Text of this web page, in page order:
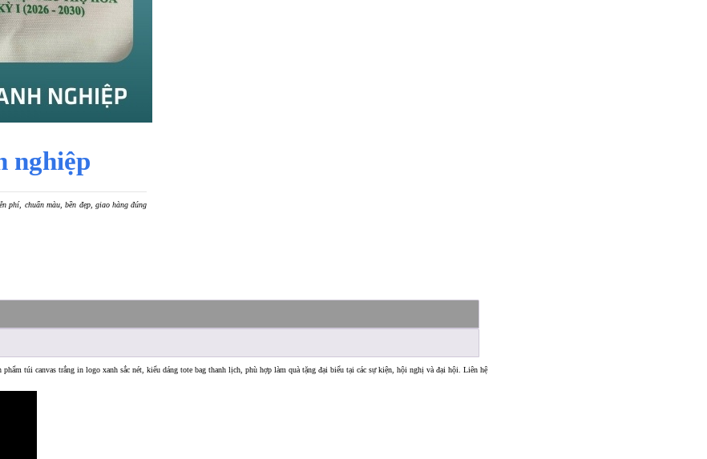
nghiệp
phí, chuẩn màu, bền đẹp, giao hàng đúng
túi canvas trắng in logo xanh sắc nét, kiểu dáng tote bag thanh lịch, phù hợp làm quà tặng đại biểu tại các sự kiện, hội nghị và đại hội. Liên hệ